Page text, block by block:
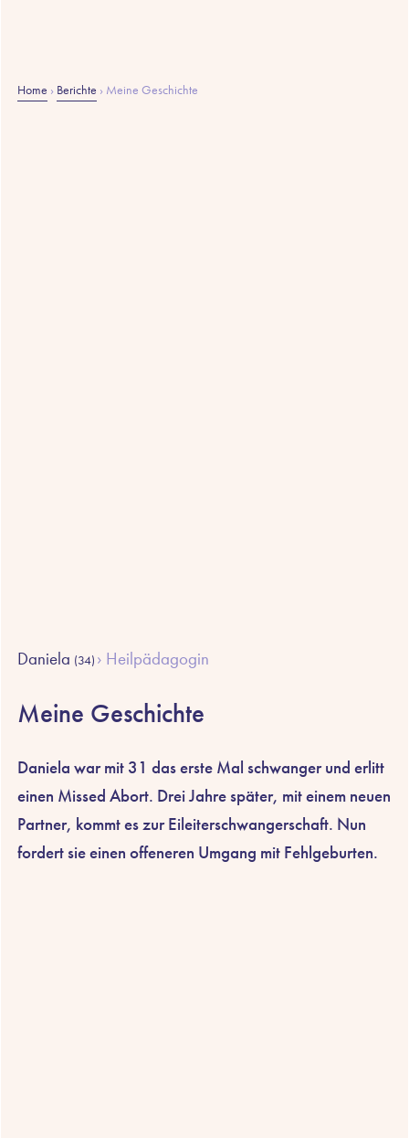
Home › Berichte › Meine Geschichte
Daniela (34) Heilpädagogin
Meine Geschichte
Daniela war mit 31 das erste Mal schwanger und erlitt
einen Missed Abort. Drei Jahre später, mit einem neuen
Partner, kommt es zur Eileiterschwangerschaft. Nun
fordert sie einen offeneren Umgang mit Fehlgeburten.